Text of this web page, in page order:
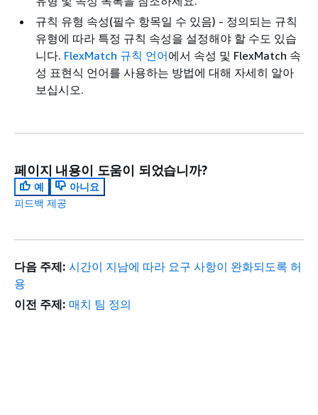
규칙 유형 속성(필수 항목일 수 있음) - 정의되는 규칙
유형에 따라 특정 규칙 속성을 설정해야 할 수도 있습
니다. FlexMatch 규칙 언어에서 속성 및 FlexMatch 속
성 표현식 언어를 사용하는 방법에 대해 자세히 알아
보십시오.
페이지 내용이 도움이 되었습니까?
예
아니요
피드백 제공
다음 주제: 시간이 지남에 따라 요구 사항이 완화되도록 허
용
이전 주제: 매치 팀 정의